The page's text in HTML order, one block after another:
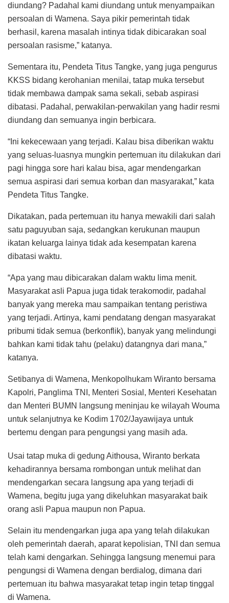
diundang? Padahal kami diundang untuk menyampaikan
persoalan di Wamena. Saya pikir pemerintah tidak
berhasil, karena masalah intinya tidak dibicarakan soal
persoalan rasisme,” katanya.
Sementara itu, Pendeta Titus Tangke, yang juga pengurus
KKSS bidang kerohanian menilai, tatap muka tersebut
tidak membawa dampak sama sekali, sebab aspirasi
dibatasi. Padahal, perwakilan-perwakilan yang hadir resmi
diundang dan semuanya ingin berbicara.
“Ini kekecewaan yang terjadi. Kalau bisa diberikan waktu
yang seluas-luasnya mungkin pertemuan itu dilakukan dari
pagi hingga sore hari kalau bisa, agar mendengarkan
semua aspirasi dari semua korban dan masyarakat,” kata
Pendeta Titus Tangke.
Dikatakan, pada pertemuan itu hanya mewakili dari salah
satu paguyuban saja, sedangkan kerukunan maupun
ikatan keluarga lainya tidak ada kesempatan karena
dibatasi waktu.
“Apa yang mau dibicarakan dalam waktu lima menit.
Masyarakat asli Papua juga tidak terakomodir, padahal
banyak yang mereka mau sampaikan tentang peristiwa
yang terjadi. Artinya, kami pendatang dengan masyarakat
pribumi tidak semua (berkonflik), banyak yang melindungi
bahkan kami tidak tahu (pelaku) datangnya dari mana,”
katanya.
Setibanya di Wamena, Menkopolhukam Wiranto bersama
Kapolri, Panglima TNI, Menteri Sosial, Menteri Kesehatan
dan Menteri BUMN langsung meninjau ke wilayah Wouma
untuk selanjutnya ke Kodim 1702/Jayawijaya untuk
bertemu dengan para pengungsi yang masih ada.
Usai tatap muka di gedung Aithousa, Wiranto berkata
kehadirannya bersama rombongan untuk melihat dan
mendengarkan secara langsung apa yang terjadi di
Wamena, begitu juga yang dikeluhkan masyarakat baik
orang asli Papua maupun non Papua.
Selain itu mendengarkan juga apa yang telah dilakukan
oleh pemerintah daerah, aparat kepolisian, TNI dan semua
telah kami dengarkan. Sehingga langsung menemui para
pengungsi di Wamena dengan berdialog, dimana dari
pertemuan itu bahwa masyarakat tetap ingin tetap tinggal
di Wamena.